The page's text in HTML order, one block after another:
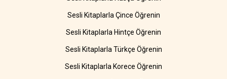
Sesli Kitaplarla Çince Öğrenin
Sesli Kitaplarla Hintçe Öğrenin
Sesli Kitaplarla Türkçe Öğrenin
Sesli Kitaplarla Korece Öğrenin